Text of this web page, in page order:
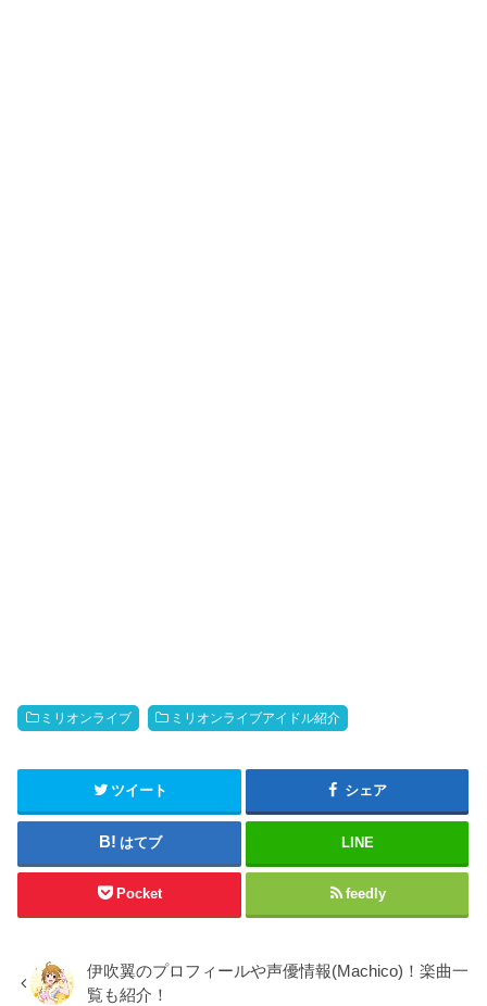
ミリオンライブ ミリオンライブアイドル紹介
ツイート シェア
はてブ LINE
Pocket feedly
伊吹翼のプロフィールや声優情報(Machico)！楽曲一
覧も紹介！